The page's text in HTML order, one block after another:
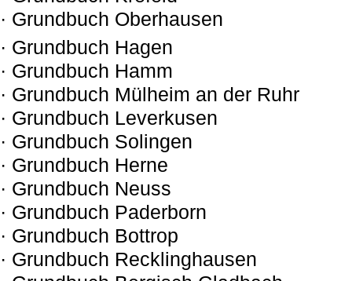
· Grundbuch Oberhausen
· Grundbuch Hagen
· Grundbuch Hamm
· Grundbuch Mülheim an der Ruhr
· Grundbuch Leverkusen
· Grundbuch Solingen
· Grundbuch Herne
· Grundbuch Neuss
· Grundbuch Paderborn
· Grundbuch Bottrop
· Grundbuch Recklinghausen